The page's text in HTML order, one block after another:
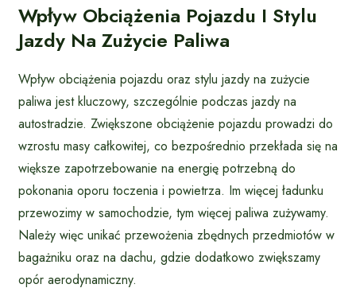
Wpływ Obciążenia Pojazdu I Stylu
Jazdy Na Zużycie Paliwa
Wpływ obciążenia pojazdu oraz stylu jazdy na zużycie
paliwa jest kluczowy, szczególnie podczas jazdy na
autostradzie. Zwiększone obciążenie pojazdu prowadzi do
wzrostu masy całkowitej, co bezpośrednio przekłada się na
większe zapotrzebowanie na energię potrzebną do
pokonania oporu toczenia i powietrza. Im więcej ładunku
przewozimy w samochodzie, tym więcej paliwa zużywamy.
Należy więc unikać przewożenia zbędnych przedmiotów w
bagażniku oraz na dachu, gdzie dodatkowo zwiększamy
opór aerodynamiczny.